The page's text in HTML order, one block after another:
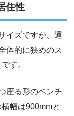
住性
イズですが、運
体的に狭めのス
す。
座る形のベンチ
幅は900mmと